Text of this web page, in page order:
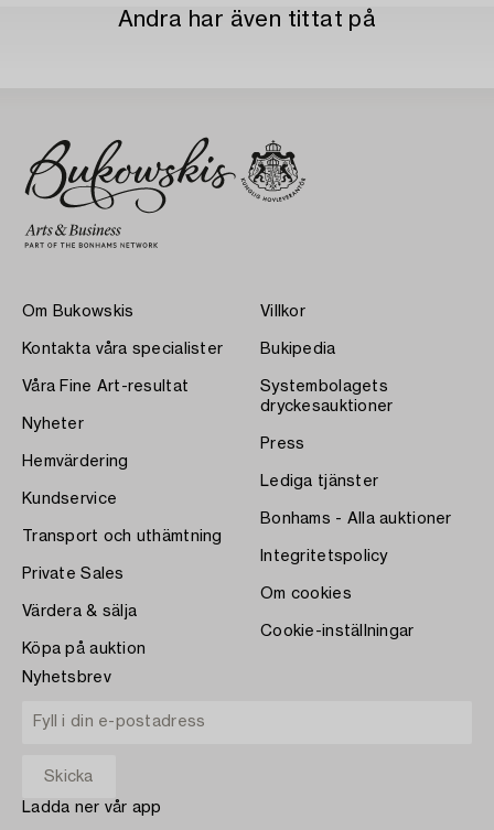
Andra har även tittat på
Om Bukowskis
Kontakta våra specialister
Våra Fine Art-resultat
Nyheter
Hemvärdering
Kundservice
Transport och uthämtning
Private Sales
Värdera & sälja
Köpa på auktion
Villkor
Bukipedia
Systembolagets
dryckesauktioner
Press
Lediga tjänster
Bonhams - Alla auktioner
Integritetspolicy
Om cookies
Cookie-inställningar
Nyhetsbrev
Ladda ner vår app